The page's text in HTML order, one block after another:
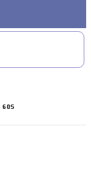
60S